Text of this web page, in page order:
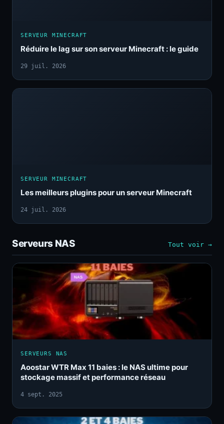
SERVEUR MINECRAFT
Réduire le lag sur son serveur Minecraft : le guide
29 juil. 2026
SERVEUR MINECRAFT
Les meilleurs plugins pour un serveur Minecraft
24 juil. 2026
Serveurs NAS Tout voir →
SERVEURS NAS
Aoostar WTR Max 11 baies : le NAS ultime pour
stockage massif et performance réseau
4 sept. 2025